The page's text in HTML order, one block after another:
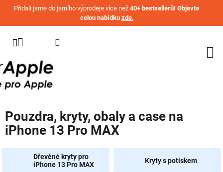
Přejít na obsah
Přidali jsme do jarního výprodeje více než 40+ bestsellerů! Objevte
celou nabídku zde.
IPHONE
MACBOOK
AIRPODS
AIRTAG
Pouzdra, kryty, obaly a case na
iPhone 13 Pro MAX
Dřevěné kryty pro
iPhone 13 Pro MAX
Kryty s potiskem